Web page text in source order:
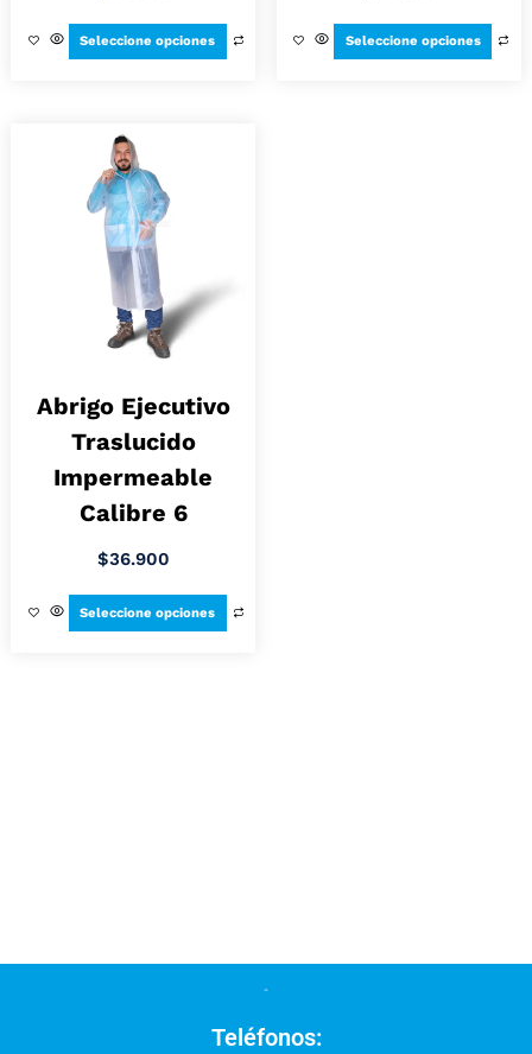
Seleccione opciones Seleccione opciones
Abrigo Ejecutivo
Traslucido
Impermeable
Calibre 6
$36.900
Seleccione opciones
Teléfonos: